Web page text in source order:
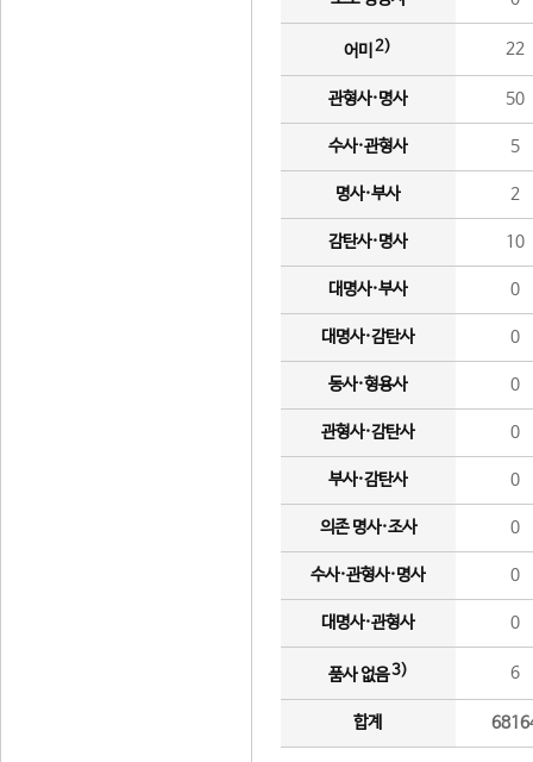
어미 2) 22
관형사·명사 50
수사·관형사 5
명사·부사 2
감탄사·명사 10
대명사·부사 0
대명사·감탄사 0
동사·형용사 0
관형사·감탄사 0
부사·감탄사 0
의존 명사·조사 0
수사·관형사·명사 0
대명사·관형사 0
품사 없음3) 6
합계